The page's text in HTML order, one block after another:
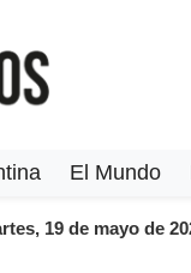
El Mundo
19 de mayo de